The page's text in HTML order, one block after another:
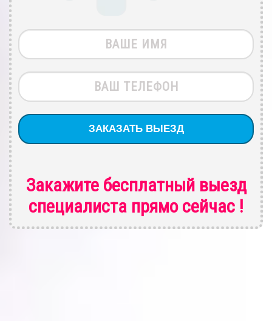
Закажите бесплатный выезд
специалиста прямо сейчас !